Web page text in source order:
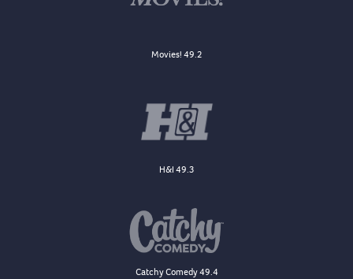
Movies! 49.2
H&I 49.3
Catchy Comedy 49.4